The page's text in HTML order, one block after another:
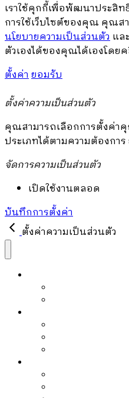
เราใช้คุกกี้เพื่อพัฒนาประสิ
การใช้เว็บไซต์ของคุณ คุณส
นโยบายความเป็นส่วนตัวแล
ตัวเองได้ของคุณได้เองโดย
ตั้งค่ายอมรับ
ตั้งค่าความเป็นส่วนตัว
คุณสามารถเลือกการตั้งค่า
ประเภทได้ตามความต้องกา
จัดการความเป็นส่วนตัว
เปิดใช้งานตลอด
บันทึกการตั้งค่า
ตั้งค่าความเป็นส่วนตัว